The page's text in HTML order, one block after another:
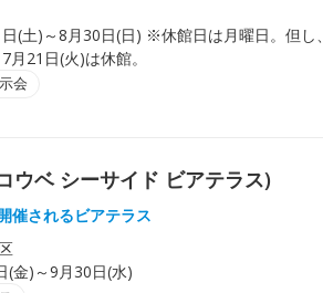
(土)～8月30日(日) ※休館日は月曜日。但し、
21日(火)は休館。
会
ウベ シーサイド ビアテラス)
催されるビアテラス
(金)～9月30日(水)